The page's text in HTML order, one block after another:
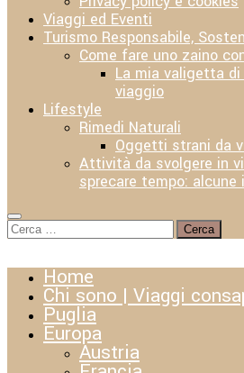
Viaggi ed Eventi
Turismo Responsabile,
Come fare uno zaino
La mia valigetta
viaggio
Lifestyle
Rimedi Naturali
Oggetti strani da
Attività da svolgere in
sprecare tempo: alcune
Ricerca
per:
Home
Chi sono | Viaggi
Puglia
Europa
Austria